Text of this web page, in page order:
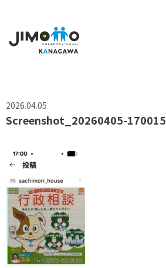
2026.04.05
Screenshot_20260405-170015